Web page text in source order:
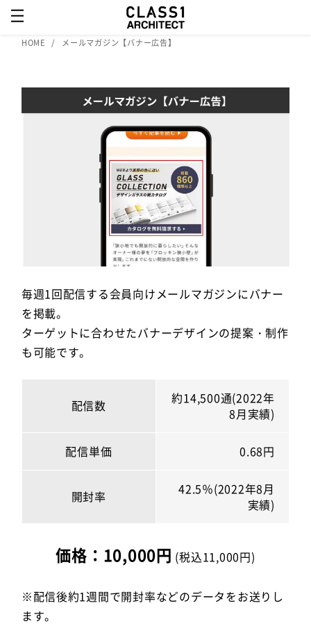
HOME メールマガジン【バナー広告】
毎週1回配信する会員向けメールマガジンにバナー
を掲載。
ターゲットに合わせたバナーデザインの提案・制作
も可能です。
配信数
約14,500通(2022年
8月実績)
配信単価 0.68円
開封率
42.5％(2022年8月
実績)
価格：10,000円 (税込11,000円)
※配信後約1週間で開封率などのデータをお送りし
ます。